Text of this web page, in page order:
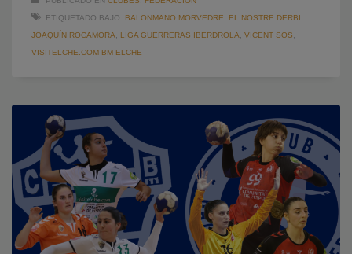
ETIQUETADO BAJO: BALONMANO MORVEDRE EL NOSTRE DERBI
JOAQUÍN ROCAMORA
LIGA GUERRERAS IBERDROLA VICENT SOS
VISITELCHE.COM BM ELCHE